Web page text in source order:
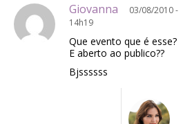
Giovanna
03/08/2010 -
14h19
Que evento que é esse?
E aberto ao publico??
Bjssssss